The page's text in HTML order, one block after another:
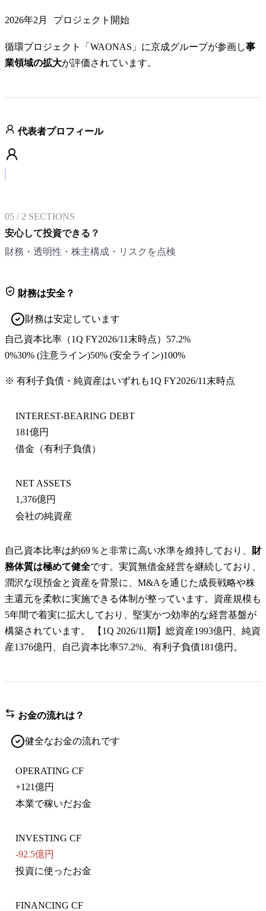
2026年2月 プロジェクト開始
循環プロジェクト「WAONAS」に京成グループが参画し事
業領域の拡大が評価されています。
代表者プロフィール
05 / 2 SECTIONS
安心して投資できる？
財務・透明性・株主構成・リスクを点検
財務は安全？
財務は安定しています
自己資本比率 （1Q FY2026/11末時点） 57.2%
0%30% (注意ライン)50% (安全ライン)100%
※ 有利子負債・純資産はいずれも1Q FY2026/11末時点
INTEREST-BEARING DEBT
181億円
借金（有利子負債）
NET ASSETS
1,376億円
会社の純資産
自己資本比率は約69％と非常に高い水準を維持しており、 財
務体質は極めて健全です。実質無借金経営を継続しており、
潤沢な現預金と資産を背景に、M&Aを通じた成長戦略や株
主還元を柔軟に実施できる体制が整っています。資産規模も
5年間で着実に拡大しており、堅実かつ効率的な経営基盤が
構築されています。 【1Q 2026/11期】総資産1993億円、純資
産1376億円、自己資本比率57.2%、有利子負債181億円。
お金の流れは？
健全なお金の流れです
OPERATING CF
+121億円
本業で稼いだお金
INVESTING CF
-92.5億円
投資に使ったお金
FINANCING CF